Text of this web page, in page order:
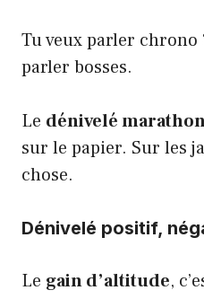
Tu veux parler chrono
parler bosses.
Le dénivelé
sur le papier. Sur les
chose.
Dénivelé positif,
Le gain d’altitude,